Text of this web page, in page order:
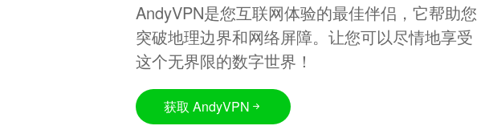
AndyVPN是您互联网体验的最佳伴侣，它帮助您
突破地理边界和网络屏障。让您可以尽情地享受
这个无界限的数字世界！
获取 AndyVPN